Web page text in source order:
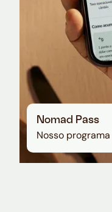
Nomad Pass
Nosso